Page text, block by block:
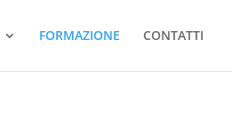
FORMAZIONE CONTATTI